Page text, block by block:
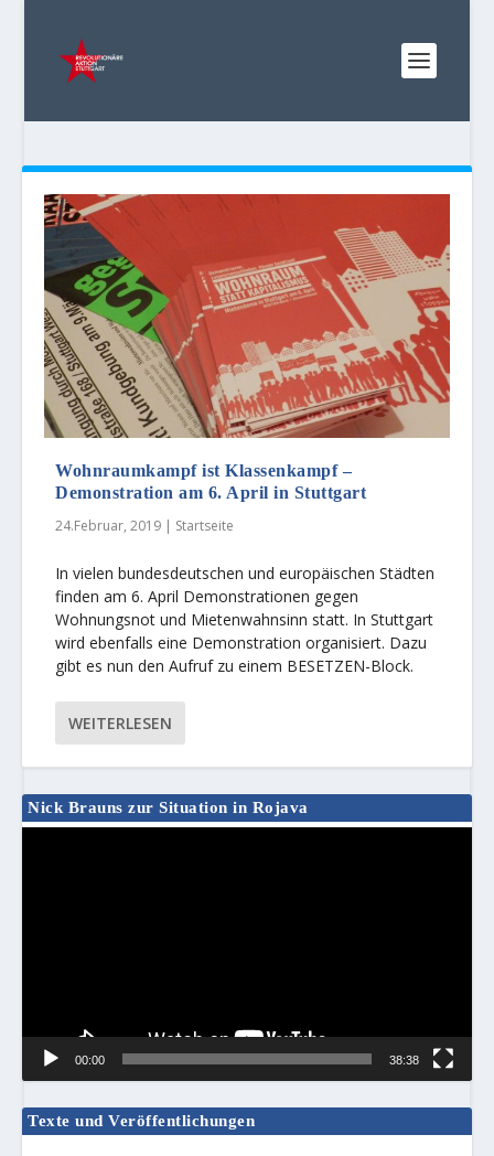
Wohnraumkampf ist Klassenkampf –
Demonstration am 6. April in Stuttgart
24.Februar, 2019 | Startseite
In vielen bundesdeutschen und europäischen Städten
finden am 6. April Demonstrationen gegen
Wohnungsnot und Mietenwahnsinn statt. In Stuttgart
wird ebenfalls eine Demonstration organisiert. Dazu
gibt es nun den Aufruf zu einem BESETZEN-Block.
WEITERLESEN
Nick Brauns zur Situation in Rojava
00:00 38:38
Texte und Veröffentlichungen